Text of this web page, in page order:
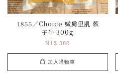
1855／Choice 嫩肩里肌 骰
子牛 300g
NT$ 380
加入購物車